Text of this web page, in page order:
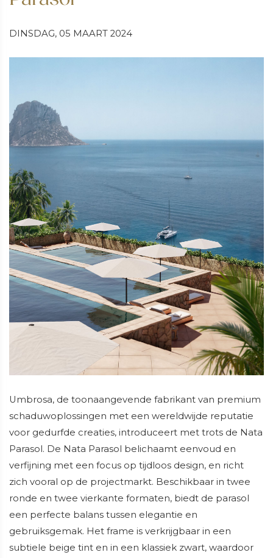
DINSDAG, 05 MAART 2024
Umbrosa, de toonaangevende fabrikant van premium
schaduwoplossingen met een wereldwijde reputatie
voor gedurfde creaties, introduceert met trots de Nata
Parasol. De Nata Parasol belichaamt eenvoud en
verfijning met een focus op tijdloos design, en richt
zich vooral op de projectmarkt. Beschikbaar in twee
ronde en twee vierkante formaten, biedt de parasol
een perfecte balans tussen elegantie en
gebruiksgemak. Het frame is verkrijgbaar in een
subtiele beige tint en in een klassiek zwart, waardoor